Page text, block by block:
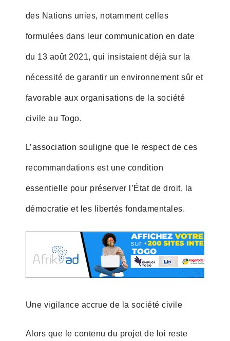
des Nations unies, notamment celles
formulées dans leur communication en date
du 13 août 2021, qui insistaient déjà sur la
nécessité de garantir un environnement sûr et
favorable aux organisations de la société
civile au Togo.
L’association souligne que le respect de ces
recommandations est une condition
essentielle pour préserver l’État de droit, la
démocratie et les libertés fondamentales.
Une vigilance accrue de la société civile
Alors que le contenu du projet de loi reste